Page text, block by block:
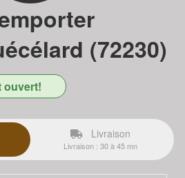
(72230)
ouvert!
Livraison
Livraison : 30 à 45 mn